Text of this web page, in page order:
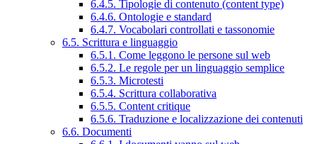
6.4.5. Tipologie di contenuto (content type)
6.4.6. Ontologie e standard
6.4.7. Vocabolari controllati e tassonomie
6.5. Scrittura e linguaggio
6.5.1. Come leggono le persone sul web
6.5.2. Le regole per un linguaggio semplice
6.5.3. Microtesti
6.5.4. Scrittura collaborativa
6.5.5. Content critique
6.5.6. Traduzione e localizzazione dei contenuti
6.6. Documenti